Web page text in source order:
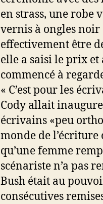
en strass, une robe
vernis à ongles
effectivement être
elle a saisi le prix et
commencé à
« C’est pour les
Cody allait
écrivains «peu
monde de l’écriture
qu’une femme
scénariste n’a pas
Bush était au
consécutives